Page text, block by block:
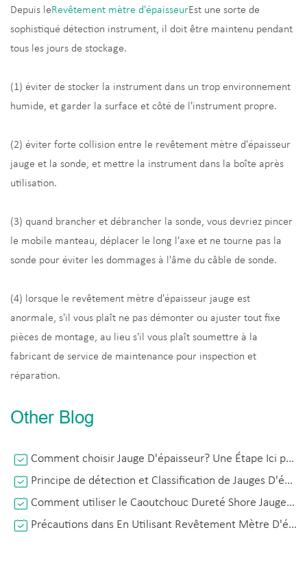
Depuis leRevêtement mètre d'épaisseurEst une sorte de
sophistiqué détection instrument, il doit être maintenu pendant
tous les jours de stockage.
(1) éviter de stocker la instrument dans un trop environnement
humide, et garder la surface et côté de l'instrument propre.
(2) éviter forte collision entre le revêtement mètre d'épaisseur
jauge et la sonde, et mettre la instrument dans la boîte après
utilisation.
(3) quand brancher et débrancher la sonde, vous devriez pincer
le mobile manteau, déplacer le long l'axe et ne tourne pas la
sonde pour éviter les dommages à l'âme du câble de sonde.
(4) lorsque le revêtement mètre d'épaisseur jauge est
anormale, s'il vous plaît ne pas démonter ou ajuster tout fixe
pièces de montage, au lieu s'il vous plaît soumettre à la
fabricant de service de maintenance pour inspection et
réparation.
Other Blog
Comment choisir Jauge D'épaisseur? Une Étape Ici pour Trouver le Plus Approprié Jauge D'épaisseur!
Principe de détection et Classification de Jauges D'épaisseur
Comment utiliser le Caoutchouc Dureté Shore Jauge Correctement?
Précautions dans En Utilisant Revêtement Mètre D'épaisseur